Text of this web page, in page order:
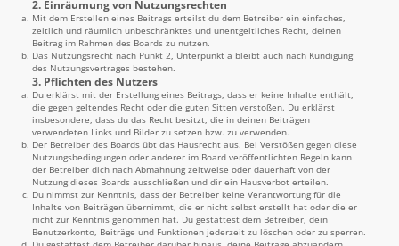
2. Einräumung von Nutzungsrechten
Mit dem Erstellen eines Beitrags erteilst du dem Betreiber ein einfaches,
zeitlich und räumlich unbeschränktes und unentgeltliches Recht, deinen
Beitrag im Rahmen des Boards zu nutzen.
Das Nutzungsrecht nach Punkt 2, Unterpunkt a bleibt auch nach Kündigung
des Nutzungsvertrages bestehen.
3. Pflichten des Nutzers
Du erklärst mit der Erstellung eines Beitrags, dass er keine Inhalte enthält,
die gegen geltendes Recht oder die guten Sitten verstoßen. Du erklärst
insbesondere, dass du das Recht besitzt, die in deinen Beiträgen
verwendeten Links und Bilder zu setzen bzw. zu verwenden.
Der Betreiber des Boards übt das Hausrecht aus. Bei Verstößen gegen diese
Nutzungsbedingungen oder anderer im Board veröffentlichten Regeln kann
der Betreiber dich nach Abmahnung zeitweise oder dauerhaft von der
Nutzung dieses Boards ausschließen und dir ein Hausverbot erteilen.
Du nimmst zur Kenntnis, dass der Betreiber keine Verantwortung für die
Inhalte von Beiträgen übernimmt, die er nicht selbst erstellt hat oder die er
nicht zur Kenntnis genommen hat. Du gestattest dem Betreiber, dein
Benutzerkonto, Beiträge und Funktionen jederzeit zu löschen oder zu sperren.